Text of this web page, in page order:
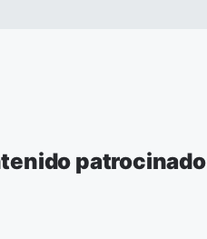
patrocinado